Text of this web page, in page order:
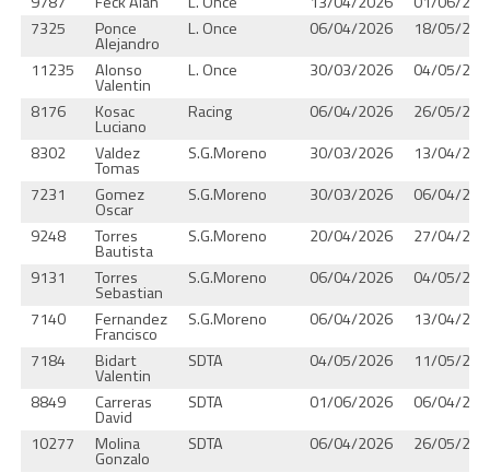
7325
Ponce
Alejandro
L. Once 06/04/2026
18/05/
11235
Alonso
Valentin
L. Once 30/03/2026
04/05/
8176
Kosac
Luciano
Racing 06/04/2026
26/05/
8302
Valdez
Tomas
S.G.Moreno 30/03/2026
13/04/
7231
Gomez
Oscar
S.G.Moreno 30/03/2026
06/04/
9248
Torres
Bautista
S.G.Moreno 20/04/2026
27/04/
9131
Torres
Sebastian
S.G.Moreno 06/04/2026
04/05/
7140
Fernandez
Francisco
S.G.Moreno 06/04/2026
13/04/
7184
Bidart
Valentin
SDTA 04/05/2026
11/05/
8849
Carreras
David
SDTA 01/06/2026
06/04/
10277
Molina
Gonzalo
SDTA 06/04/2026 26/05/